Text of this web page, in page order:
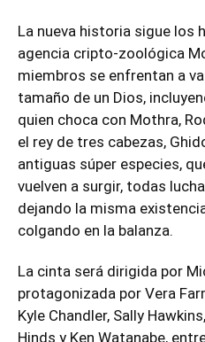
La nueva historia sigue los
agencia cripto-zoológica
miembros se enfrentan a
tamaño de un Dios,
quien choca con Mothra,
el rey de tres cabezas,
antiguas súper especies,
vuelven a surgir, todas
dejando la misma
colgando en la balanza.
La cinta será dirigida por
protagonizada por Vera
Kyle Chandler, Sally
Hinds y Ken Watanabe,